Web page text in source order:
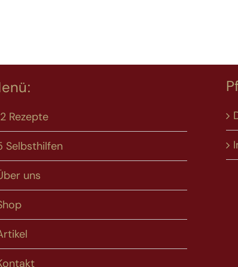
Rezepte
Selbsthilfen
uns